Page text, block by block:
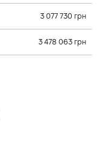
3 077 730 грн
3 478 063 грн